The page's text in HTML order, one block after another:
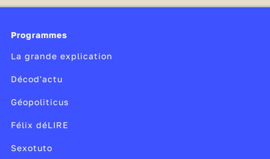
comment faire au quotidien ? Vers quelles
le point.
Programmes
La grande explication
Décod'actu
Géopoliticus
Félix déLIRE
Sexotuto